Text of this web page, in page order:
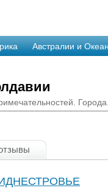
Австралии и
Города.